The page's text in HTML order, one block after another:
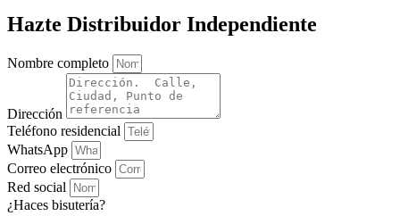
Hazte Distribuidor Independiente
Nombre completo
Dirección
Teléfono residencial
WhatsApp
Correo electrónico
Red social
¿Haces bisutería?